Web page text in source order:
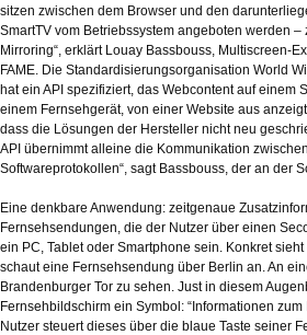
sitzen zwischen dem Browser und den
SmartTV vom Betriebssystem angeboten werden
Mirroring“, erklärt Louay Bassbouss, Multiscreen-
FAME. Die Standardisierungsorganisation World
hat ein API spezifiziert, das Webcontent auf einem
einem Fernsehgerät, von einer Website aus
dass die Lösungen der Hersteller nicht neu
API übernimmt alleine die Kommunikation
Softwareprotokollen“, sagt Bassbouss, der an der
Eine denkbare Anwendung: zeitgenaue
Fernsehsendungen, die der Nutzer über einen
ein PC, Tablet oder Smartphone sein. Konkret
schaut eine Fernsehsendung über Berlin an. An
Brandenburger Tor zu sehen. Just in diesem
Fernsehbildschirm ein Symbol: “Informationen
Nutzer steuert dieses über die blaue Taste seiner